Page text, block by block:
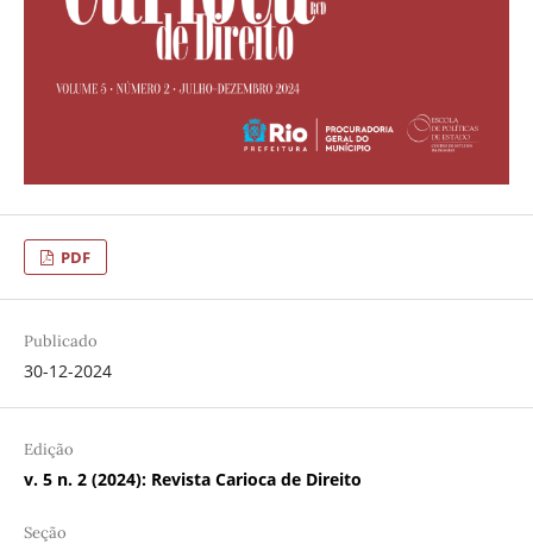
PDF
Publicado
30-12-2024
Edição
v. 5 n. 2 (2024): Revista Carioca de Direito
Seção